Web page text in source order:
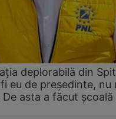
deplorabilă din
eu de președinte, nu
asta a făcut școală